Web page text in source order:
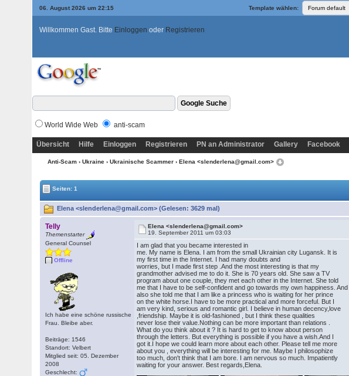
06. August 2026 um 22:15 Template wählen:
Willkommen Gast. Bitte Einloggen oder Registrieren
World Wide Web anti-scam
Übersicht Hilfe Einloggen Registrieren PN an Administrator Gallery Facebook
Anti-Scam › Ukraine › Ukrainische Scammer › Elena <slenderlena@gmail.com>
Seiten: 1
Elena <slenderlena@gmail.com> (Gelesen: 3629 mal)
Telly
Themenstarter
General Counsel
Offline
Ich habe eine schöne russische
Frau. Bleibe aber.
Beiträge: 1546
Standort: Velbert
Mitglied seit: 05. Dezember
2008
Geschlecht:
Elena <slenderlena@gmail.com>
19. September 2011 um 03:03
I am glad that you became interested in
me. My name is Elena. I am from the small Ukrainian city Lugansk. It is
my first time in the Internet. I had many doubts and
worries, but I made first step .And the most interesting is that my
grandmother advised me to do it. She is 70 years old. She saw a TV
program about one couple, they met each other in the Internet. She told
me that I have to be self-confident and go towards my own happiness. And
also she told me that I am like a princess who is waiting for her prince
on the white horse.I have to be more practical and more forceful. But I
am very kind, serious and romantic girl. I believe in human decency,love
,friendship. Maybe it is old-fashioned , but I think these qualities
never lose their value.Nothing can be more important than relations .
What do you think about it ? It is hard to get to know about person
through the letters. But everything is possible if you have a wish.And I
got it.I hope we could learn more about each other. Please tell me more
about you , everything will be interesting for me. Maybe I philosophize
too much, don't think that I am bore. I am nervous so much. Impatiently
waiting for your answer. Best regards,Elena.